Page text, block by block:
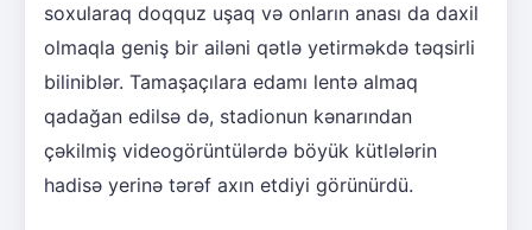
soxularaq doqquz uşaq və onların anası da daxil
olmaqla geniş bir ailəni qətlə yetirməkdə təqsirli
biliniblər. Tamaşaçılara edamı lentə almaq
qadağan edilsə də, stadionun kənarından
çəkilmiş videogörüntülərdə böyük kütlələrin
hadisə yerinə tərəf axın etdiyi görünürdü.